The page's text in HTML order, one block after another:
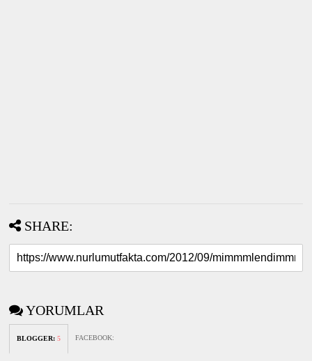
SHARE:
YORUMLAR
BLOGGER:5 FACEBOOK: